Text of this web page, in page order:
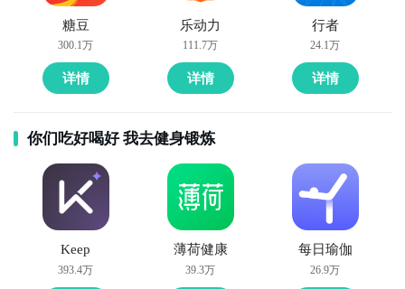
糖豆
300.1万
详情
乐动力
111.7万
详情
行者
24.1万
详情
你们吃好喝好 我去健身锻炼
Keep
393.4万
薄荷健康
39.3万
每日瑜伽
26.9万